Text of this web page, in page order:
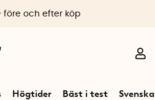
Högtider Bäst i test
före och efter köp